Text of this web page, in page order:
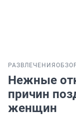
РАЗВЛЕЧЕНИЯ
Нежные
причин
женщин